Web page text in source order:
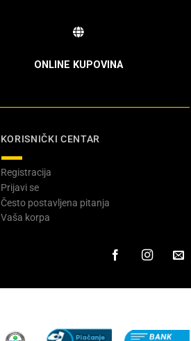
ONLINE KUPOVINA
KORISNIČKI CENTAR
Registracija
Prijavi se
Često postavljena pitanja
Vaša korpa